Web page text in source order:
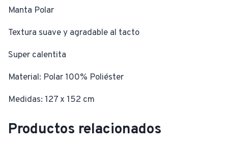
Manta Polar
Textura suave y agradable al tacto
Super calentita
Material: Polar 100% Poliéster
Medidas: 127 x 152 cm
Productos relacionados